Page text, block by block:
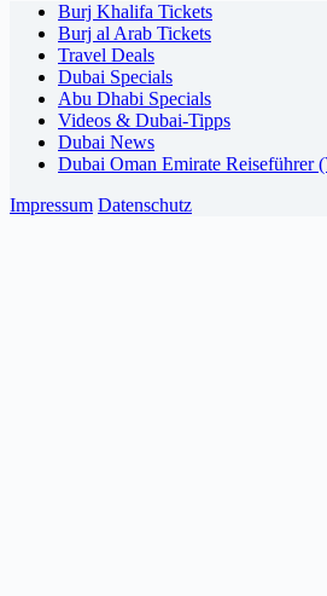
Burj Khalifa Tickets
Burj al Arab Tickets
Travel Deals
Dubai Specials
Abu Dhabi Specials
Videos & Dubai-Tipps
Dubai News
Dubai Oman Emirate Reiseführer
Impressum Datenschutz